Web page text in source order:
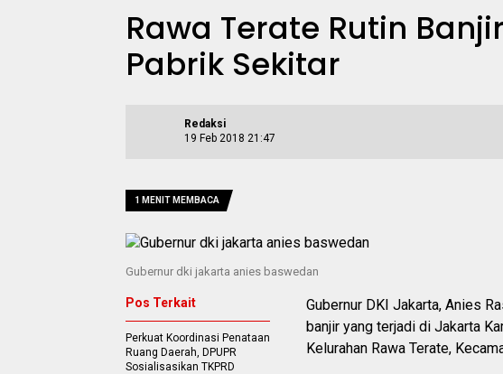
Rawa Terate Rutin
Pabrik Sekitar
Redaksi
19 Feb 2018 21:47
1 MENIT MEMBACA
Gubernur dki jakarta anies baswedan
Gubernur DKI Jakarta, Anies
banjir yang terjadi di Jakarta
Kelurahan Rawa Terate,
Pos Terkait
Perkuat Koordinasi Penataan
Ruang Daerah, DPUPR
Sosialisasikan TKPRD